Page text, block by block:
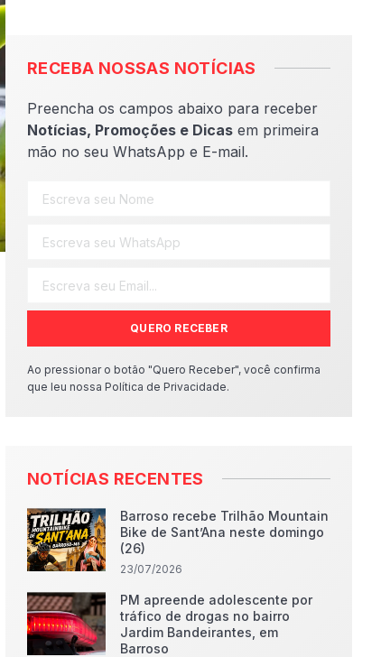
RECEBA NOSSAS NOTÍCIAS
Preencha os campos abaixo para receber
Notícias, Promoções e Dicas em primeira
mão no seu WhatsApp e E-mail.
QUERO RECEBER
Ao pressionar o botão "Quero Receber", você confirma
que leu nossa Política de Privacidade.
NOTÍCIAS RECENTES
Barroso recebe Trilhão Mountain
Bike de Sant’Ana neste domingo
(26)
23/07/2026
PM apreende adolescente por
tráfico de drogas no bairro
Jardim Bandeirantes, em
Barroso